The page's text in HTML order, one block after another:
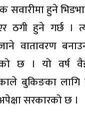
सवारीमा हुने
ठगी हुने गर्छ ।
वातावरण
छ । यो वर्ष
बुकिङका
सरकारको छ ।